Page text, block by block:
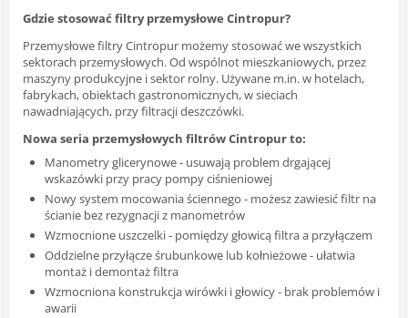
Gdzie stosować filtry przemysłowe Cintropur?
Przemysłowe filtry Cintropur możemy stosować we wszystkich
sektorach przemysłowych. Od wspólnot mieszkaniowych, przez
maszyny produkcyjne i sektor rolny. Używane m.in. w hotelach,
fabrykach, obiektach gastronomicznych, w sieciach
nawadniających, przy filtracji deszczówki.
Nowa seria przemysłowych filtrów Cintropur to:
Manometry glicerynowe - usuwają problem drgającej
wskazówki przy pracy pompy ciśnieniowej
Nowy system mocowania ściennego - możesz zawiesić filtr na
ścianie bez rezygnacji z manometrów
Wzmocnione uszczelki - pomiędzy głowicą filtra a przyłączem
Oddzielne przyłącze śrubunkowe lub kołnieżowe - ułatwia
montaż i demontaż filtra
Wzmocniona konstrukcja wirówki i głowicy - brak problemów i
awarii